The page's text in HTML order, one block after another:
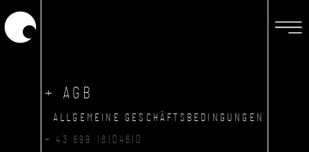
+ AGB
ALLGEMEINE GESCHÄFTSBEDINGUNGEN
+ 43 699 18104610